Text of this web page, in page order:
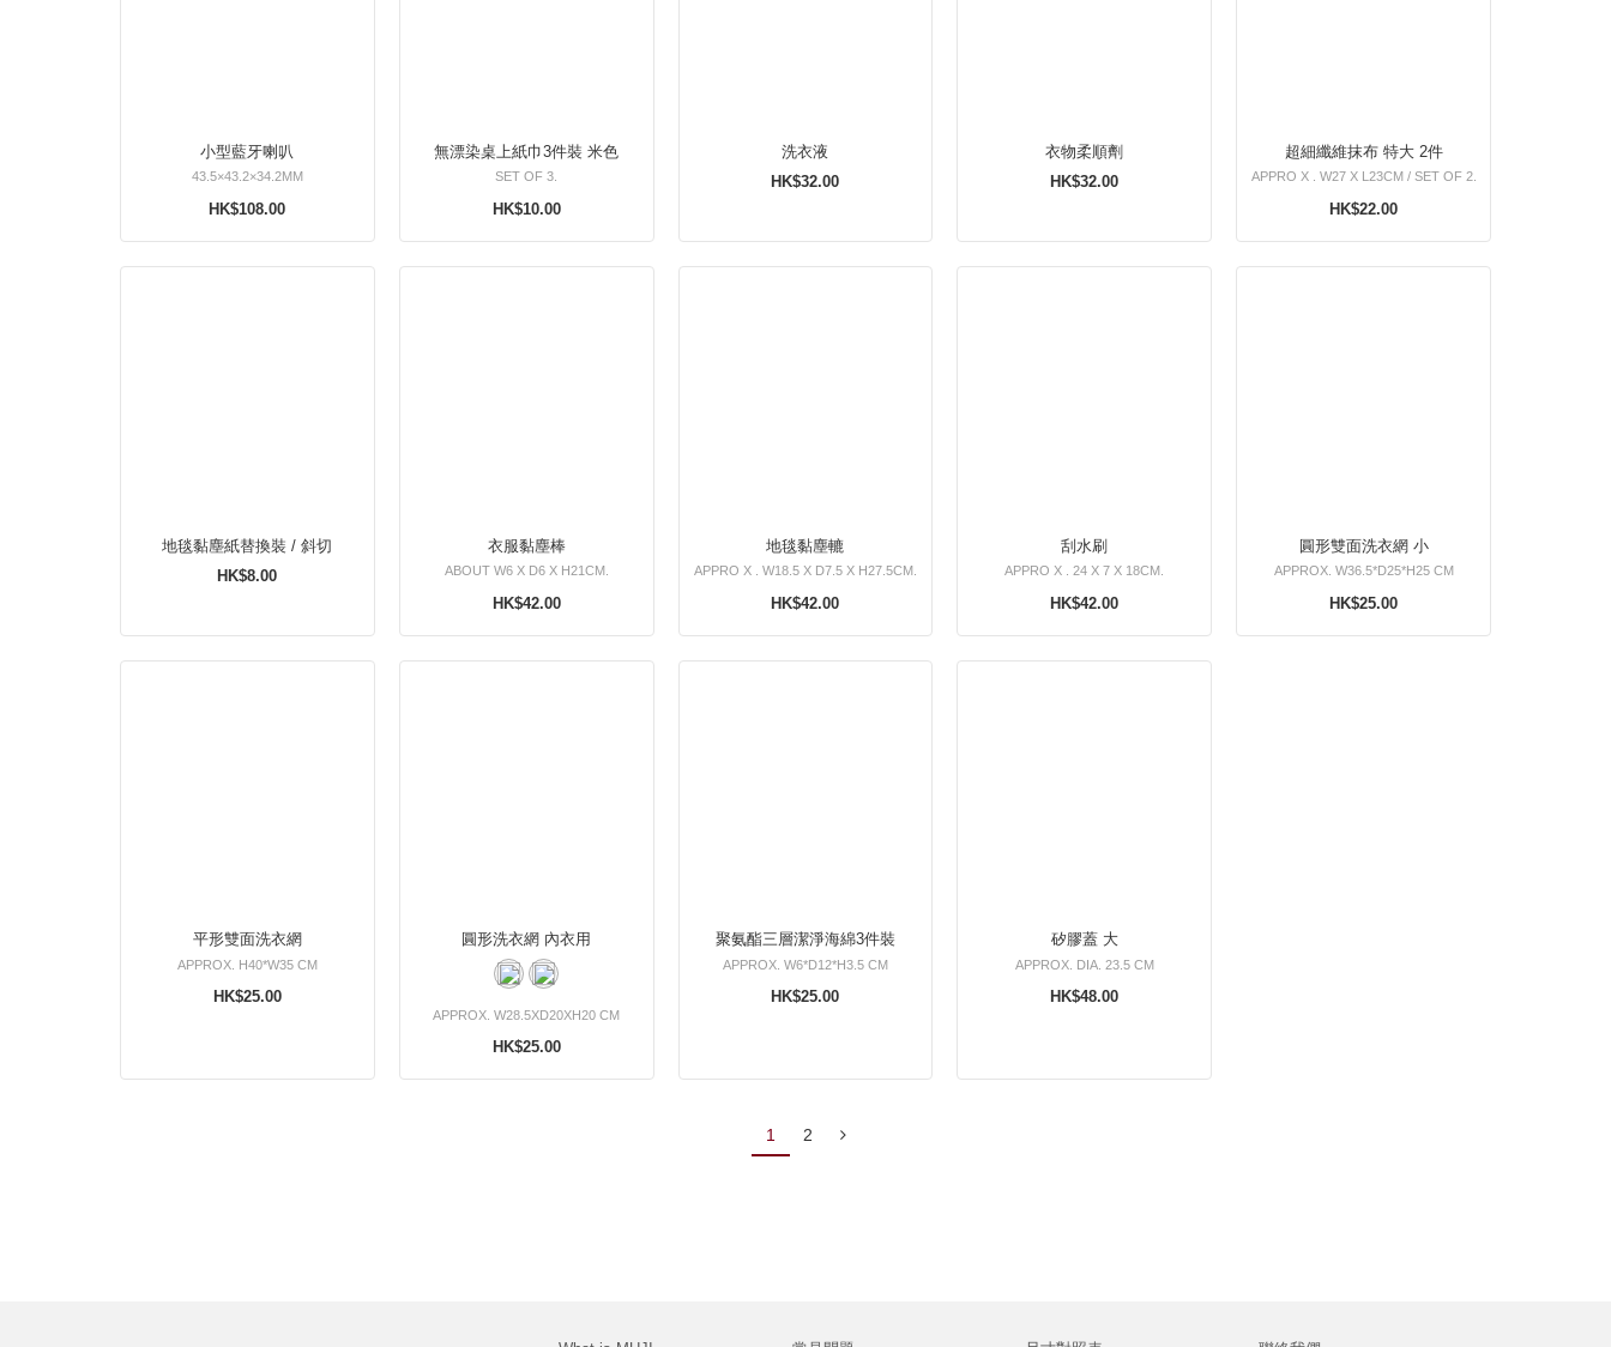
小型藍牙喇叭
43.5×43.2×34.2MM
HK$108.00
無漂染桌上紙巾3件裝 米色
SET OF 3.
HK$10.00
洗衣液
HK$32.00
衣物柔順劑
HK$32.00
超細纖維抹布 特大 2件
APPRO X . W27 X L23CM / SET OF 2.
HK$22.00
地毯黏塵紙替換裝 / 斜切
HK$8.00
衣服黏塵棒
ABOUT W6 X D6 X H21CM.
HK$42.00
地毯黏塵轆
APPRO X . W18.5 X D7.5 X H27.5CM.
HK$42.00
刮水刷
APPRO X . 24 X 7 X 18CM.
HK$42.00
圓形雙面洗衣網 小
APPROX. W36.5*D25*H25 CM
HK$25.00
平形雙面洗衣網
APPROX. H40*W35 CM
HK$25.00
圓形洗衣網 內衣用
APPROX. W28.5XD20XH20 CM
HK$25.00
聚氨酯三層潔淨海綿3件裝
APPROX. W6*D12*H3.5 CM
HK$25.00
矽膠蓋 大
APPROX. DIA. 23.5 CM
HK$48.00
1 2